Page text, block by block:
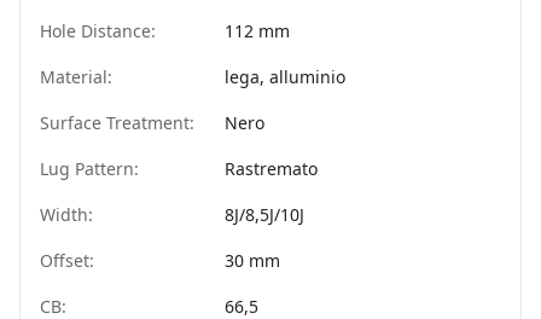
Hole Distance:
112 mm
Material:
lega, alluminio
Surface Treatment:
Nero
Lug Pattern:
Rastremato
Width:
8J/8,5J/10J
Offset:
30 mm
CB:
66,5